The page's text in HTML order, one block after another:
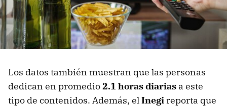
Los datos también muestran que las personas
dedican en promedio2.1 horas diarias a este
tipo de contenidos. Además, elInegi reporta que